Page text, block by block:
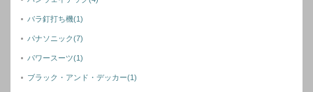
バラ釘打ち機(1)
パナソニック(7)
パワースーツ(1)
ブラック・アンド・デッカー(1)